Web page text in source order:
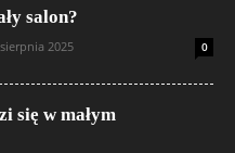
salon?
2025 0
się w małym